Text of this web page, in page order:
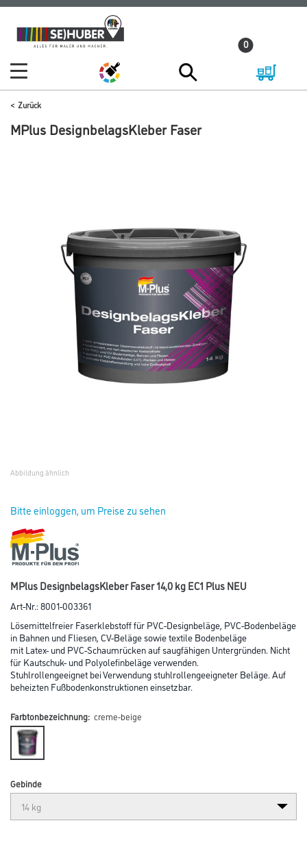
Zum
Inhalt
Zum
Navigationsmenü
0
Zurück
MPlus DesignbelagsKleber Faser
Abbildung ähnlich
Bitte einloggen, um Preise zu sehen
MPlus DesignbelagsKleber Faser 14,0 kg EC1 Plus NEU
Art-Nr.:8001-003361
Lösemittelfreier Faserklebstoff für PVC-Designbeläge, PVC-Bodenbeläge
in Bahnen und Fliesen, CV-Beläge sowie textile Bodenbeläge
mit Latex- und PVC-Schaumrücken auf saugfähigen Untergründen. Nicht
für Kautschuk- und Polyolefinbeläge verwenden.
Stuhlrollengeeignet bei Verwendung stuhlrollengeeigneter Beläge. Auf
beheizten Fußbodenkonstruktionen einsetzbar.
Farbtonbezeichnung: creme-beige
Gebinde